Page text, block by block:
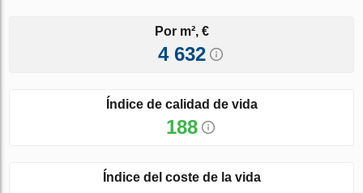
Por m², €
4 632
Índice de calidad de vida
188
Índice del coste de la vida